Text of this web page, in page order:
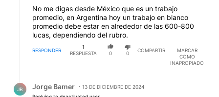
No me digas desde México que es un trabajo
promedio, en Argentina hoy un trabajo en blanco
promedio debe estar en alrededor de las 600-800
lucas, dependiendo del rubro.
RESPONDER
1
RESPUESTA
0 0
COMPARTIR
MARCAR
COMO
INAPROPIADO
JB Jorge Bamer
13 DE DICIEMBRE DE 2024